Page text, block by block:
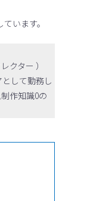
います。
クター ）
して勤務し
作知識0の